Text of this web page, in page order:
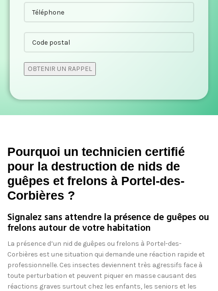
Pourquoi un technicien certifié
pour la destruction de nids de
guêpes et frelons à Portel-des-
Corbières ?
Signalez sans attendre la présence de guêpes ou
frelons autour de votre habitation
La présence d’un nid de guêpes ou frelons à Portel-des-
Corbières est une situation qui demande une réaction rapide et
professionnelle. Ces insectes deviennent très agressifs face à
toute perturbation et peuvent piquer en masse causant des
réactions graves surtout chez les enfants, les seniors et les